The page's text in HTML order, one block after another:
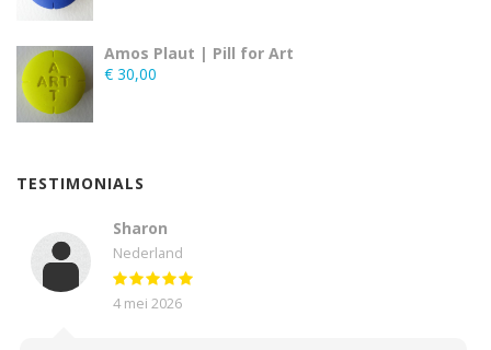
Amos Plaut | Pill for Art
€ 30,00
TESTIMONIALS
Sharon
Nederland
4 mei 2026